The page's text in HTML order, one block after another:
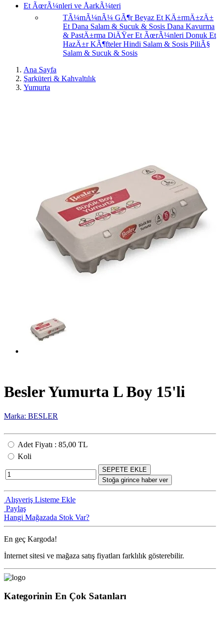
Et ÃœrÃ¼nleri ve ÅarkÃ¼teri
TÃ¼mÃ¼nÃ¼ GÃ¶rBeyaz Et KÄ±rmÄ±zÄ±
Et Dana Salam & Sucuk & Sosis Dana Kavurma
& PastÄ±rma DiÄŸer Et ÃœrÃ¼nleri Donuk Et
HazÄ±r KÃ¶ftelerHindi Salam & Sosis PiliÃ§
Salam & Sucuk & Sosis
Ana Sayfa
Şarküteri & Kahvaltılık
Yumurta
Besler Yumurta L Boy 15'li
Marka: BESLER
Adet Fiyatı : 85,00 TL
Koli
SEPETE EKLE
Stoğa girince haber ver
Alışveriş Listeme Ekle
Paylaş
Hangi Mağazada Stok Var?
En geç Kargoda!
İnternet sitesi ve mağaza satış fiyatları farklılık gösterebilir.
Kategorinin En Çok Satanları